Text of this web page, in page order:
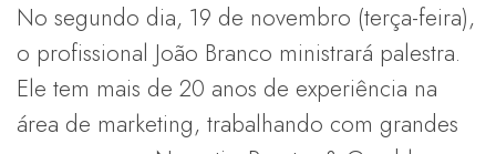
No segundo dia, 19 de novembro (terça-feira),
o profissional João Branco ministrará palestra.
Ele tem mais de 20 anos de experiência na
área de marketing, trabalhando com grandes